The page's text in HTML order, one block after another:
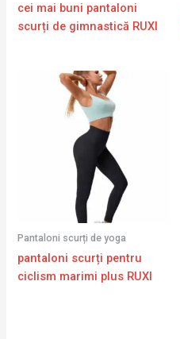
cei mai buni pantaloni
scurți de gimnastică RUXI
Pantaloni scurți de yoga
pantaloni scurți pentru
ciclism marimi plus RUXI